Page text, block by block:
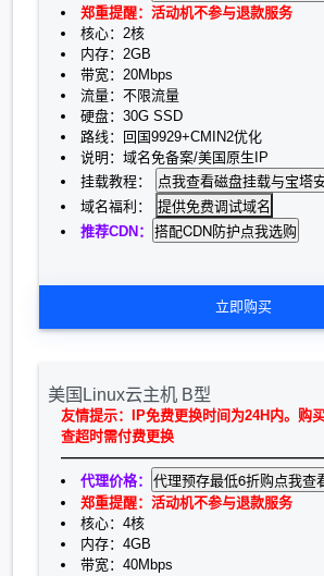
郑重提醒：活动机不参与退款服务
核心：2核
内存：2GB
带宽：20Mbps
流量：不限流量
硬盘：30G SSD
路线：回国9929+CMIN2优化
说明：域名免备案/美国原生IP
挂载教程：
域名福利：
提供免费调试域名
推荐CDN：
立即购买
美国Linux云主机 B型
友情提示：IP免费更换时间为24H内。购
查超时需付费更换
代理价格：
郑重提醒：活动机不参与退款服务
核心：4核
内存：4GB
带宽：40Mbps